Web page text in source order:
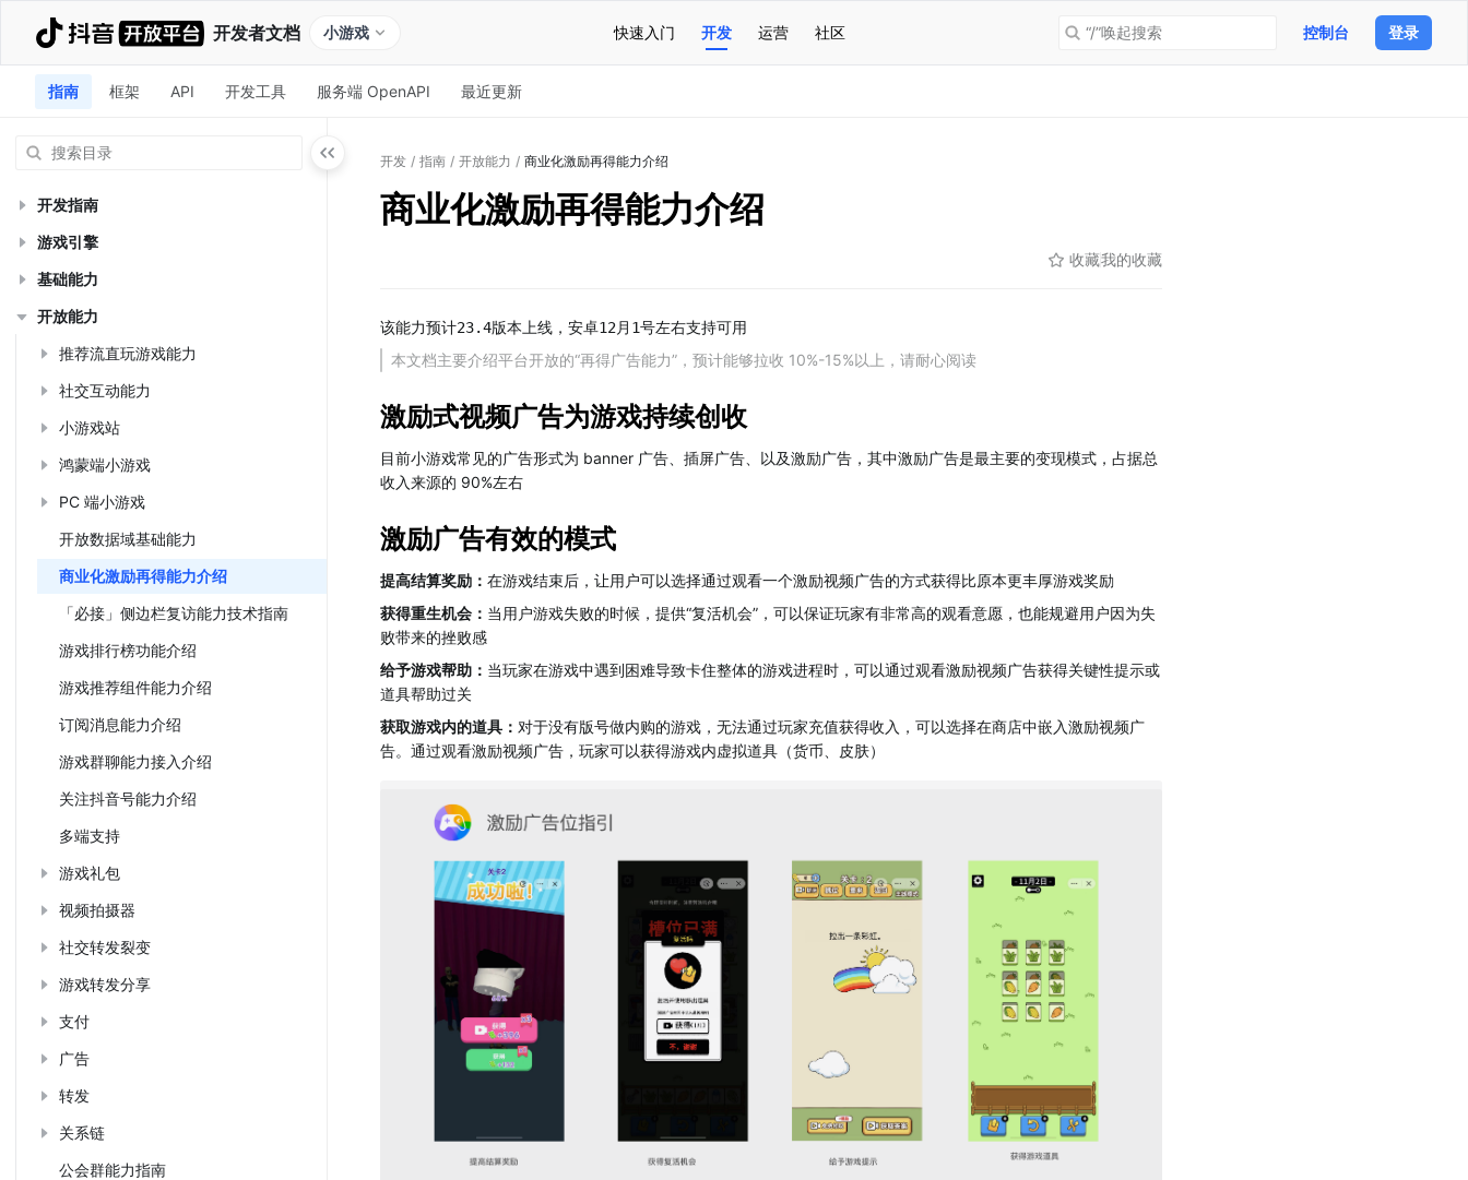
开发者文档 小游戏 快速入门 开发 运营 社区 “/”唤起搜索 控制台 登录
指南 框架 API 开发工具 服务端 OpenAPI 最近更新
开发指南
游戏引擎
基础能力
开放能力
推荐流直玩游戏能力
社交互动能力
小游戏站
鸿蒙端小游戏
PC 端小游戏
开放数据域基础能力
商业化激励再得能力介绍
「必接」侧边栏复访能力技术指南
游戏排行榜功能介绍
游戏推荐组件能力介绍
订阅消息能力介绍
游戏群聊能力接入介绍
关注抖音号能力介绍
多端支持
游戏礼包
视频拍摄器
社交转发裂变
游戏转发分享
支付
广告
转发
关系链
公会群能力指南
开发 / 指南 / 开放能力 / 商业化激励再得能力介绍
商业化激励再得能力介绍
收藏我的收藏
该能力预计23.4版本上线，安卓12月1号左右支持可用
本文档主要介绍平台开放的“再得广告能力”，预计能够拉收 10%-15%以上，请耐心阅读
激励式视频广告为游戏持续创收
目前小游戏常见的广告形式为 banner 广告、插屏广告、以及激励广告，其中激励广告是最主要的变现模式，占据总
收入来源的 90%左右
激励广告有效的模式
提高结算奖励： 在游戏结束后，让用户可以选择通过观看一个激励视频广告的方式获得比原本更丰厚游戏奖励
获得重生机会： 当用户游戏失败的时候，提供“复活机会”，可以保证玩家有非常高的观看意愿，也能规避用户因为失
败带来的挫败感
给予游戏帮助： 当玩家在游戏中遇到困难导致卡住整体的游戏进程时，可以通过观看激励视频广告获得关键性提示或
道具帮助过关
获取游戏内的道具： 对于没有版号做内购的游戏，无法通过玩家充值获得收入，可以选择在商店中嵌入激励视频广
告。通过观看激励视频广告，玩家可以获得游戏内虚拟道具（货币、皮肤）